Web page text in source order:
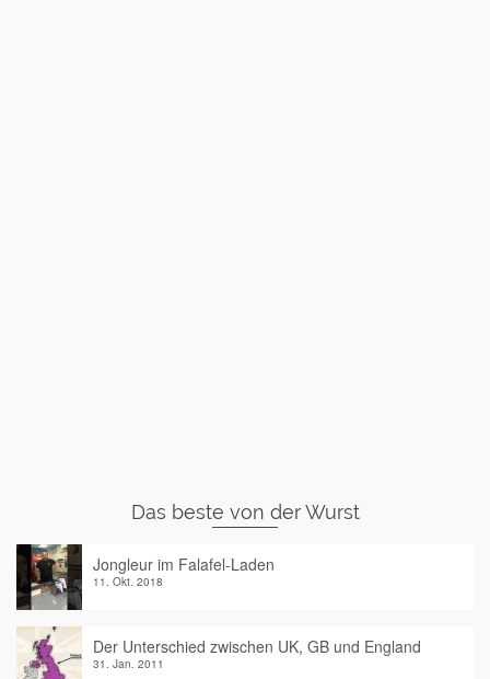
Das beste von der Wurst
Jongleur im Falafel-Laden
11. Okt. 2018
Der Unterschied zwischen UK, GB und England
31. Jan. 2011